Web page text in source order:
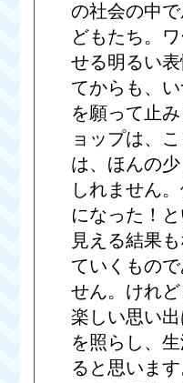
の社会の中
どもたち。
せる明るい
てからも、
を願って止
ョップは、
は、ほんの
しれません
になった！
見える結果
ていくもの
せん。けれ
楽しい思い
を照らし、
ると思いま